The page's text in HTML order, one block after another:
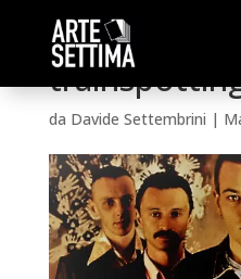
da Davide Settembrini |